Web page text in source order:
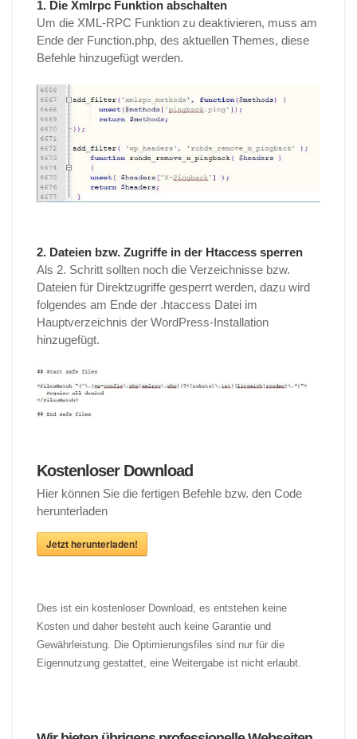
1. Die Xmlrpc Funktion abschalten
Um die XML-RPC Funktion zu deaktivieren, muss am
Ende der Function.php, des aktuellen Themes, diese
Befehle hinzugefügt werden.
2. Dateien bzw. Zugriffe in der Htaccess sperren
Als 2. Schritt sollten noch die Verzeichnisse bzw.
Dateien für Direktzugriffe gesperrt werden, dazu wird
folgendes am Ende der .htaccess Datei im
Hauptverzeichnis der WordPress-Installation
hinzugefügt.
Kostenloser Download
Hier können Sie die fertigen Befehle bzw. den Code
herunterladen
Jetzt herunterladen!
Dies ist ein kostenloser Download, es entstehen keine
Kosten und daher besteht auch keine Garantie und
Gewährleistung. Die Optimierungsfiles sind nur für die
Eigennutzung gestattet, eine Weitergabe ist nicht erlaubt.